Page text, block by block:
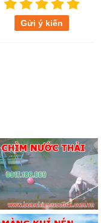
Gửi ý kiến